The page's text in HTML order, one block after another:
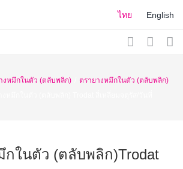
ไทย English
งหมึกในตัว (ตลับพลิก)
ตรายางหมึกในตัว (ตลับพลิก)
กในตัว (ตลับพลิก)Trodat